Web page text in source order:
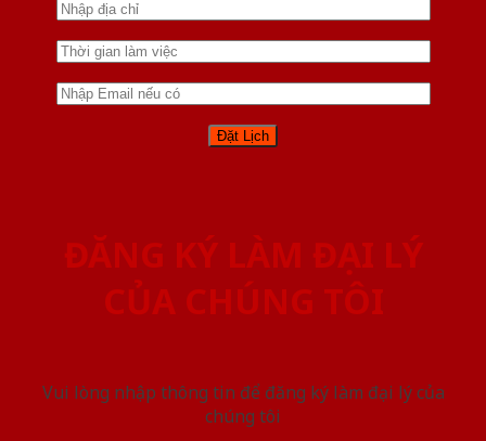
ĐĂNG KÝ LÀM ĐẠI LÝ
CỦA CHÚNG TÔI
Vui lòng nhập thông tin để đăng ký làm đại lý của
chúng tôi